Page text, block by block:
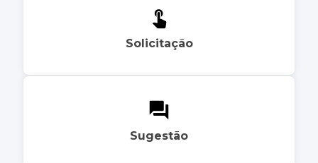
Solicitação
Sugestão